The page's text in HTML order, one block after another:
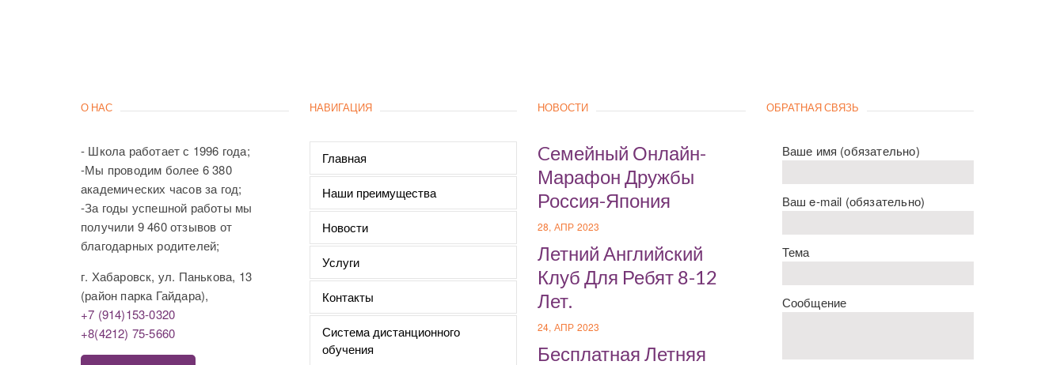
О НАС
- Школа работает с 1996 года;
-Мы проводим более 6 380
академических часов за год;
-За годы успешной работы мы
получили 9 460 отзывов от
благодарных родителей;
г. Хабаровск, ул. Панькова, 13
(район парка Гайдара),
+7 (914)153-0320
+8(4212) 75-5660
НАВИГАЦИЯ
Главная
Наши преимущества
Новости
Услуги
Контакты
Система дистанционного
обучения
НОВОСТИ
Cемейный Онлайн-
Марафон Дружбы
Россия-Япония
28, АПР 2023
Летний Английский
Клуб Для Ребят 8-12
Лет.
24, АПР 2023
Бесплатная Летняя
ОБРАТНАЯ СВЯЗЬ
Ваше имя (обязательно)
Ваш e-mail (обязательно)
Тема
Сообщение